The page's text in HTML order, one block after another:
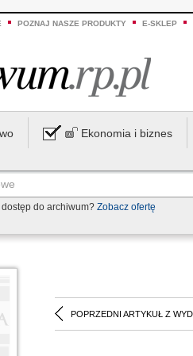
POZNAJ NASZE PRODUKTY E-SKLEP
Ekonomia i biznes
do archiwum? Zobacz ofertę
POPRZEDNI ARTYKUŁ Z